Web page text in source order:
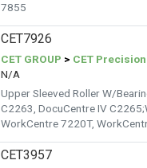
7855
CET7926
CET GROUP > CET
N/A
Upper Sleeved Roller W/
C2263, DocuCentre IV
WorkCentre 7220T,
CET3957